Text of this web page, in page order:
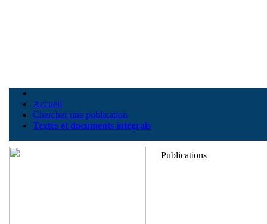
Accueil
Chercher une publication
Textes et documents intégrals
Publications